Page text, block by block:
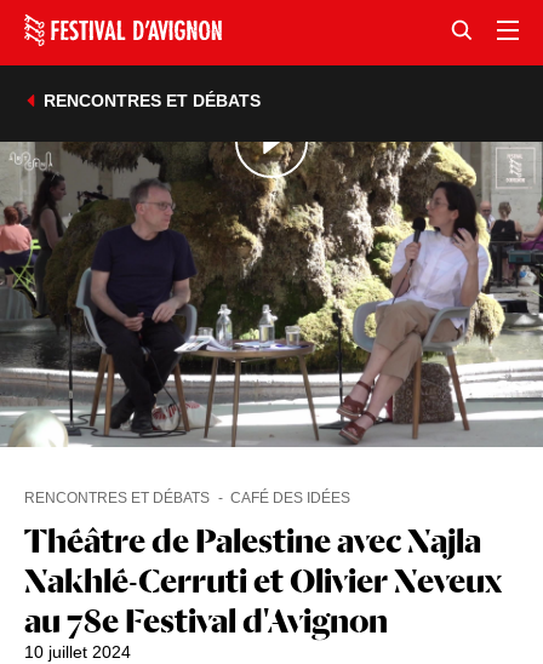
RENCONTRES ET DÉBATS
Théâtre de Palestine avec Najla
Nakhlé-Cerruti et Olivier Neveux
au 78e Festival d'Avignon
10 juillet 2024
RENCONTRES ET DÉBATS CAFÉ DES IDÉES